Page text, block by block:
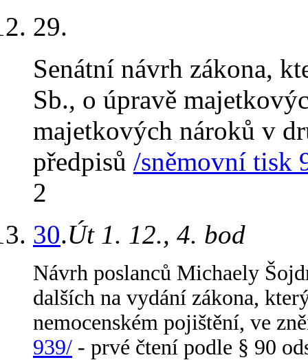
29.
Senátní návrh zákona,
Sb., o úpravě
majetkových nároků v
předpisů /sněmovní tisk
2
30.Út 1. 12., 4. bod
Návrh poslanců Michaely
dalších na vydání zákona,
nemocenském pojištění, ve
939/ - prvé čtení podle § 90